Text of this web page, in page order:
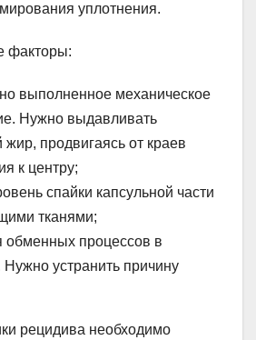
уплотнения.
факторы:
выполненное механическое
Нужно выдавливать
продвигаясь от краев
к центру;
спайки капсульной части
тканями;
обменных процессов в
Нужно устранить причину
рецидива необходимо